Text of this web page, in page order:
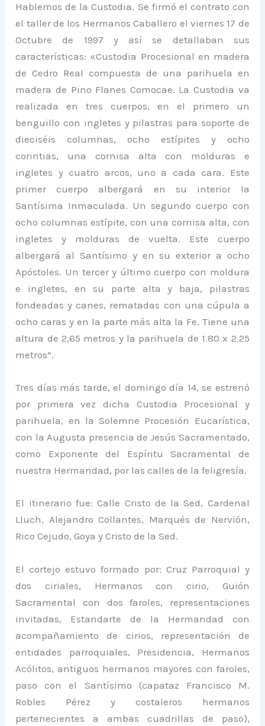
Hablemos de la Custodia. Se firmó el contrato con
el taller de los Hermanos Caballero el viernes 17 de
Octubre de 1997 y así se detallaban sus
características: «Custodia Procesional en madera
de Cedro Real compuesta de una parihuela en
madera de Pino Flanes Comocae. La Custodia va
realizada en tres cuerpos, en el primero un
benguillo con ingletes y pilastras para soporte de
dieciséis columnas, ocho estípites y ocho
corintias, una cornisa alta con molduras e
ingletes y cuatro arcos, uno a cada cara. Este
primer cuerpo albergará en su interior la
Santísima Inmaculada. Un segundo cuerpo con
ocho columnas estípite, con una cornisa alta, con
ingletes y molduras de vuelta. Este cuerpo
albergará al Santísimo y en su exterior a ocho
Apóstoles. Un tercer y último cuerpo con moldura
e ingletes, en su parte alta y baja, pilastras
fondeadas y canes, rematadas con una cúpula a
ocho caras y en la parte más alta la Fe. Tiene una
altura de 2,65 metros y la parihuela de 1.80 x 2.25
metros”.
Tres días más tarde, el domingo día 14, se estrenó
por primera vez dicha Custodia Procesional y
parihuela, en la Solemne Procesión Eucarística,
con la Augusta presencia de Jesús Sacramentado,
como Exponente del Espíritu Sacramental de
nuestra Hermandad, por las calles de la feligresía.
El itinerario fue: Calle Cristo de la Sed, Cardenal
Lluch, Alejandro Collantes, Marqués de Nervión,
Rico Cejudo, Goya y Cristo de la Sed.
El cortejo estuvo formado por: Cruz Parroquial y
dos ciriales, Hermanos con cirio, Guión
Sacramental con dos faroles, representaciones
invitadas, Estandarte de la Hermandad con
acompañamiento de cirios, representación de
entidades parroquiales, Presidencia, Hermanos
Acólitos, antiguos hermanos mayores con faroles,
paso con el Santísimo (capataz Francisco M.
Robles Pérez y costaleros hermanos
pertenecientes a ambas cuadrillas de paso),